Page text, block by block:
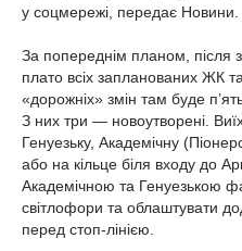
у соцмережі, передає Новини.
За попереднім планом, після
плато всіх запланованих ЖК
«дорожніх» змін там буде
З них три — новоутворені.
Генуезьку, Академічну
або на кільце біля входу до
Академічною та Генуезькою
світлофори та облаштувати
перед стоп-лінією.